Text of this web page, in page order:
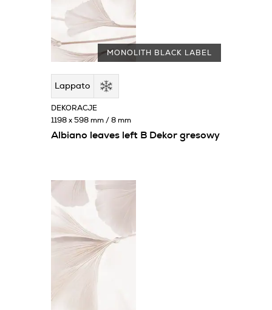
MONOLITH BLACK LABEL
Lappato
Albiano leaves left B Dekor gresowy
DEKORACJE
1198 x 598 mm / 8 mm